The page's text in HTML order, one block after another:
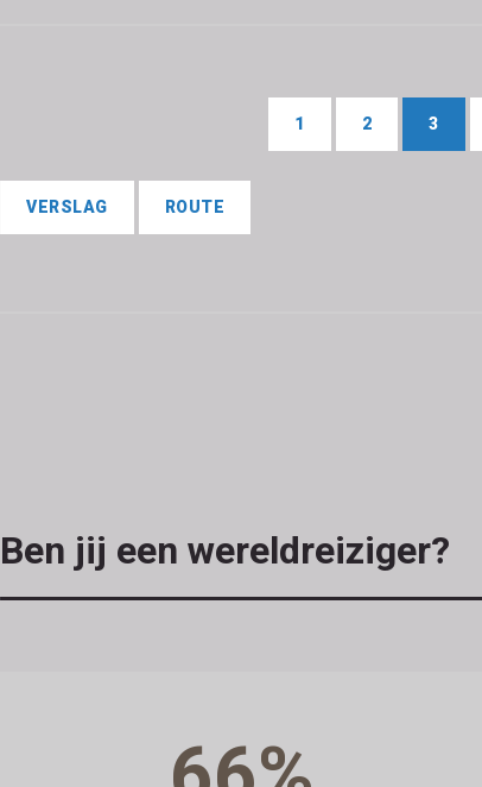
1 2 3
VERSLAG ROUTE
Ben jij een wereldreiziger?